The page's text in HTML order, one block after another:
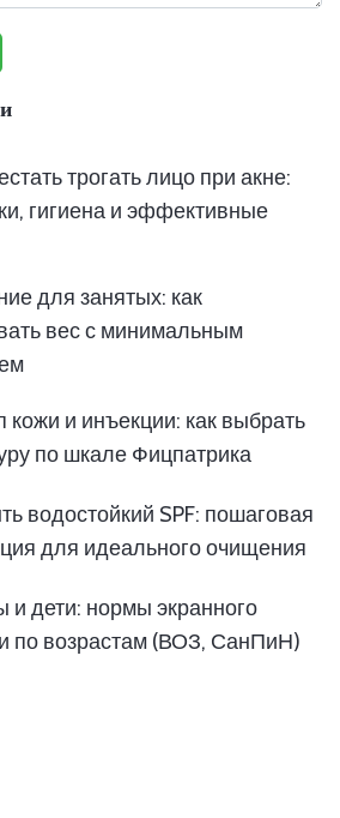
трогать лицо при акне:
гигиена и эффективные
для занятых: как
вес с минимальным
кожи и инъекции: как выбрать
по шкале Фицпатрика
водостойкий SPF: пошаговая
для идеального очищения
и дети: нормы экранного
по возрастам (ВОЗ, СанПиН)